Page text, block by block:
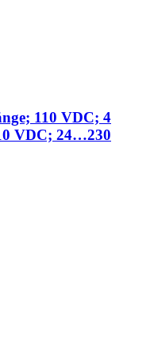
110 VDC; 4
VDC; 24…230